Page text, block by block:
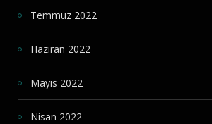
Temmuz 2022
Haziran 2022
Mayıs 2022
Nisan 2022